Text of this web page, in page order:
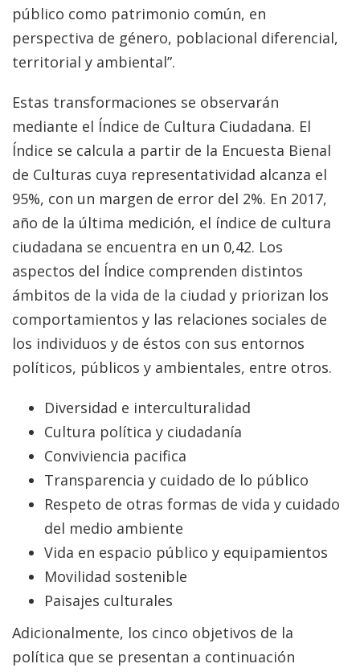
público como patrimonio común, en
perspectiva de género, poblacional diferencial,
territorial y ambiental”.
Estas transformaciones se observarán
mediante el Índice de Cultura Ciudadana. El
Índice se calcula a partir de la Encuesta Bienal
de Culturas cuya representatividad alcanza el
95%, con un margen de error del 2%. En 2017,
año de la última medición, el índice de cultura
ciudadana se encuentra en un 0,42. Los
aspectos del Índice comprenden distintos
ámbitos de la vida de la ciudad y priorizan los
comportamientos y las relaciones sociales de
los individuos y de éstos con sus entornos
políticos, públicos y ambientales, entre otros.
Diversidad e interculturalidad
Cultura política y ciudadanía
Conviviencia pacifica
Transparencia y cuidado de lo público
Respeto de otras formas de vida y cuidado
del medio ambiente
Vida en espacio público y equipamientos
Movilidad sostenible
Paisajes culturales
Adicionalmente, los cinco objetivos de la
política que se presentan a continuación